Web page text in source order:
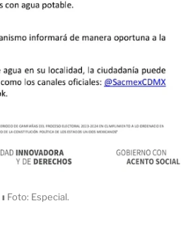
ı Foto: Especial.